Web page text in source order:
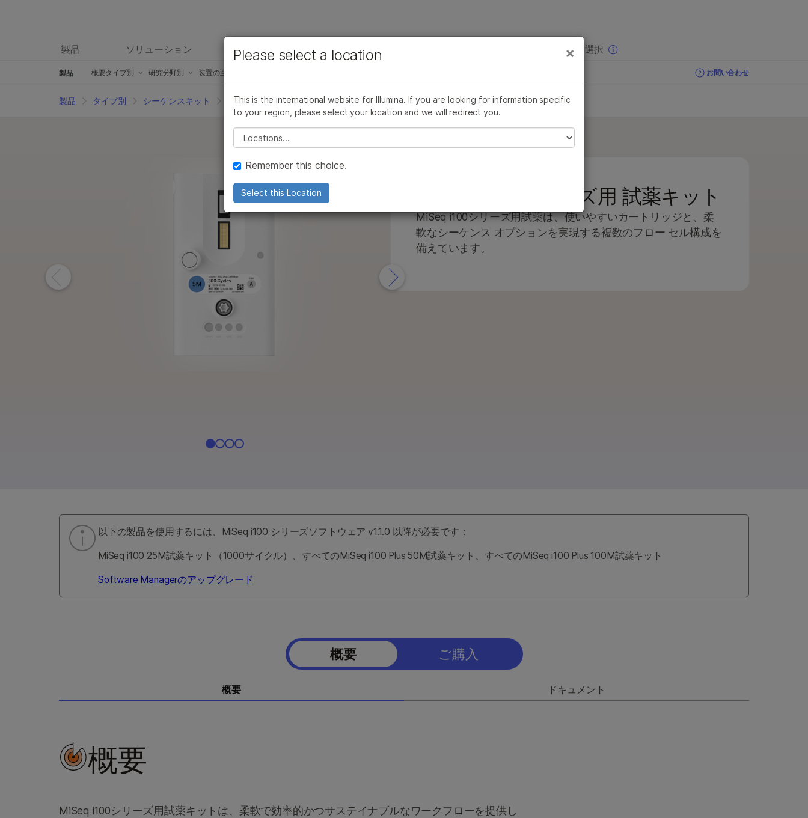
製品 ソリューション ラーニング 企業情報 お気に入りの分野を選択
製品 概要タイプ別
シーケンスキット
サービスおよびトレーニング製品
研究分野別
がん研究製品
装置の互換性別
iScan製品
iSeq 100製品
MiSeqの製品
MiSeqの製品
MiSeqDx システム製品
NextSeq 500およびNextSeq 550製品
NovaSeq 6000製品
NextSeq 1000 & 2000製品
NovaSeq Xシリーズ製品
MiSeq i100製品
AmpliSeq for Illumina
TruSight Oncology製品ライン
TruSightパネル
Illumina DNA Prep
Infiniumアレイ
Pillar oncoRevealパネル
StrataMap Spatialトランスクリプトーム
お問い合わせ
製品 タイプ別 シーケンスキット シーケンス試薬およびフローセル MiSeq i100 シリーズ用‭ 試薬キット
MiSeq i100 シリーズ用‭ 試薬キット
MiSeq i100シリーズ用試薬は、使いやすいカートリッジと、柔
軟なシーケンス オプションを実現する複数のフロー セル構成を
備えています。
以下の製品を使用するには、MiSeq i100 シリーズソフトウェア v1.1.0 以降が必要です：
MiSeq i100 25M試薬キット（1000サイクル）、すべてのMiSeq i100 Plus 50M試薬キット、すべてのMiSeq i100 Plus 100M試薬キット
Software Managerのアップグレード
概要 ご購入
概要 ドキュメント
概要
MiSeq i100シリーズ用試薬キットは、柔軟で効率的かつサステイナブルなワークフローを提供し
×
Please select a location
This is the international website for Illumina. If you are looking for information specific
to your region, please select your location and we will redirect you.
Please select a location
Remember this choice.
Select this Location
お気に入りの分野を選択すると、関連性の高いコンテン
ツへのリンクが表示されます:
×
微生物研究
農学研究
生殖医学
遺伝性および希少疾患研究